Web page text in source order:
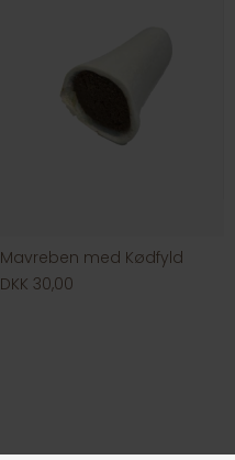
Mavreben med Kødfyld
DKK 30,00